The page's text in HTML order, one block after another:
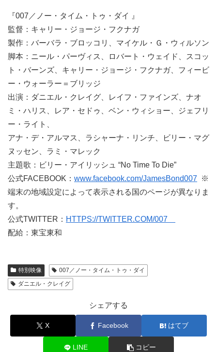
『007／ノー・タイム・トゥ・ダイ 』
監督：キャリー・ジョージ・フクナガ
製作：バーバラ・ブロッコリ、マイケル・Ｇ・ウィルソン
脚本：ニール・パーヴィス、ロバート・ウェイド、スコッ
ト・バーンズ、キャリー・ジョージ・フクナガ、フィービ
ー・ウォーラー＝ブリッジ
出演：ダニエル・クレイグ、レイフ・ファインズ、ナオ
ミ・ハリス、レア・セドゥ、ベン・ウィショー、ジェフリ
ー・ライト、
アナ・デ・アルマス、ラシャーナ・リンチ、ビリー・マグ
ヌッセン、ラミ・マレック
主題歌：ビリー・アイリッシュ “No Time To Die”
公式FACEBOOK： www.facebook.com/JamesBond007 ※
端末の地域設定によって表示される国のページが異なりま
す。
公式TWITTER： HTTPS://TWITTER.COM/007
配給：東宝東和
特別映像
007／ノー・タイム・トゥ・ダイ
ダニエル・クレイグ
シェアする
X Facebook はてブ
LINE コピー